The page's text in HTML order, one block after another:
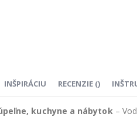
kuchyne a nábytok –
INŠPIRÁCIU RECENZIE ()